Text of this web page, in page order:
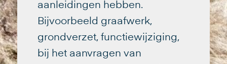
aanleidingen hebben.
Bijvoorbeeld graafwerk,
grondverzet, functiewijziging,
bij het aanvragen van